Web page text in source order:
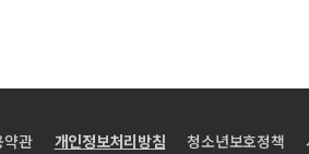
약관 개인정보처리방침 청소년보호정책